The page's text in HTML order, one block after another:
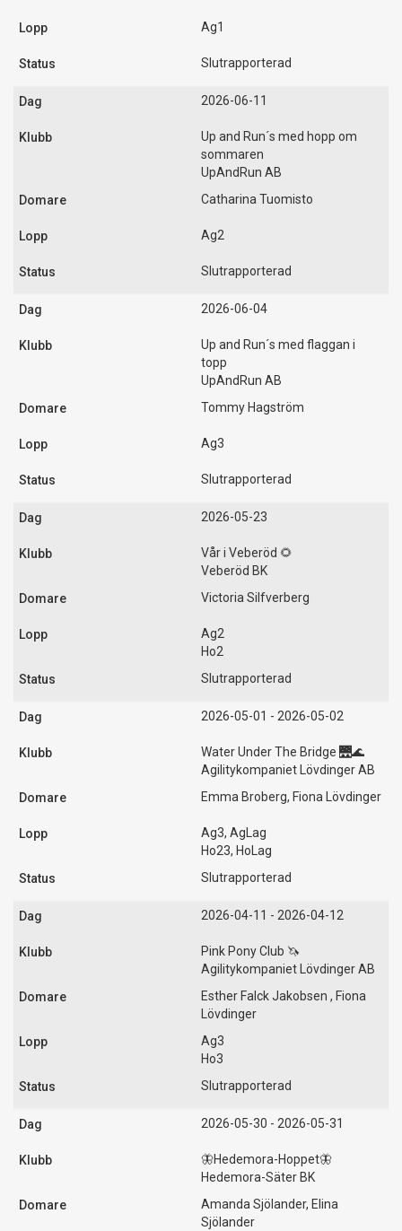
Ag1
Slutrapporterad
2026-06-11
Up and Run´s med hopp om
sommaren
UpAndRun AB
Catharina Tuomisto
Ag2
Slutrapporterad
2026-06-04
Up and Run´s med flaggan i
topp
UpAndRun AB
Tommy Hagström
Ag3
Slutrapporterad
2026-05-23
Vår i Veberöd 🌻
Veberöd BK
Victoria Silfverberg
Ag2
Ho2
Slutrapporterad
2026-05-01 - 2026-05-02
Water Under The Bridge 🌉🌊
Agilitykompaniet Lövdinger AB
Emma Broberg, Fiona Lövdinger
Ag3, AgLag
Ho23, HoLag
Slutrapporterad
2026-04-11 - 2026-04-12
Pink Pony Club 🦄
Agilitykompaniet Lövdinger AB
Esther Falck Jakobsen , Fiona
Lövdinger
Ag3
Ho3
Slutrapporterad
2026-05-30 - 2026-05-31
🦋Hedemora-Hoppet🦋
Hedemora-Säter BK
Amanda Sjölander, Elina
Sjölander